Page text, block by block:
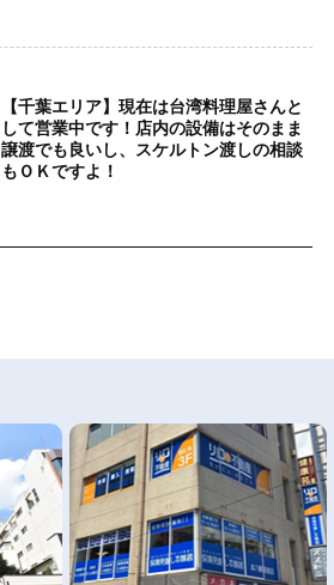
【千葉エリア】現在は台湾料理屋さんと
して営業中です！店内の設備はそのまま
譲渡でも良いし、スケルトン渡しの相談
もＯＫですよ！